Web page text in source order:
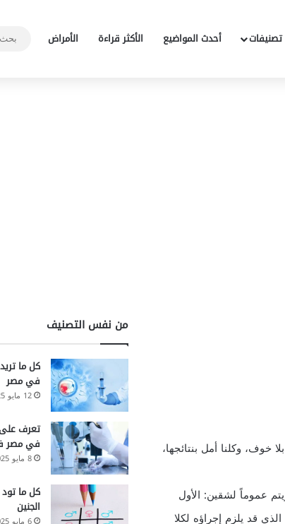
تصنيفات أحدث المواضيع الأكثر قراءة الأمراض
خوف، وكلنا أمل بنتائجها،
عموماً لشقين: الأول
قد يلزم إجراؤه لكلا
من نفس التصنيف
كل ما
في مصر
12 مايو 2025
تعرف
في مصر في
8 مايو 2025
كل ما
الجنين